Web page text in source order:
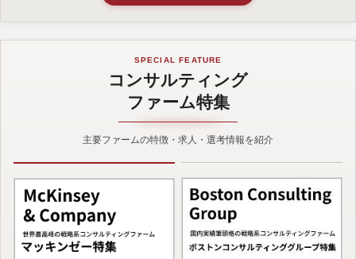
SPECIAL FEATURE
コンサルティング
ファーム特集
主要ファームの特徴・求人・選考情報を紹介